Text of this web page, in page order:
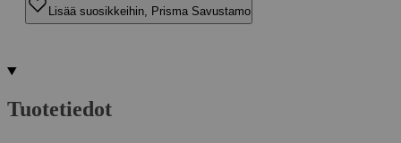
Lisää suosikkeihin, Prisma Savustamo
Tuotetiedot